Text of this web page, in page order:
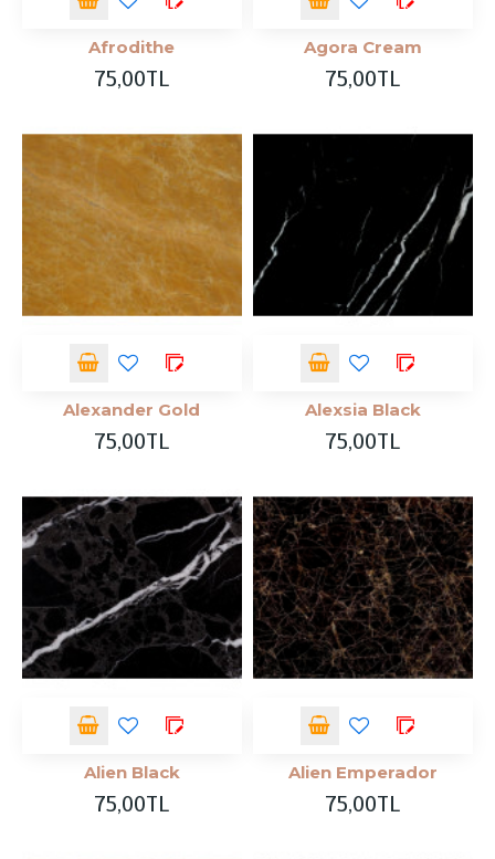
Afrodithe
75,00TL
Agora Cream
75,00TL
Alexander Gold
75,00TL
Alexsia Black
75,00TL
Alien Black
75,00TL
Alien Emperador
75,00TL